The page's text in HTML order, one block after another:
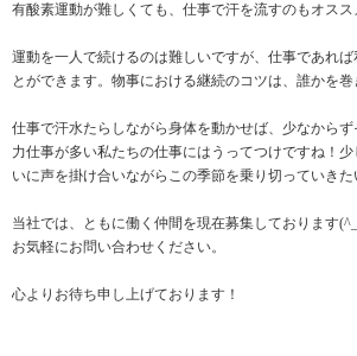
有酸素運動が難しくても、仕事で汗を流すのもオスス
運動を一人で続けるのは難しいですが、仕事であれ
とができます。物事における継続のコツは、誰かを巻
仕事で汗水たらしながら身体を動かせば、少なからず
力仕事が多い私たちの仕事にはうってつけですね！
いに声を掛け合いながらこの季節を乗り切っていきた
当社では、ともに働く仲間を現在募集しております
お気軽にお問い合わせください。
心よりお待ち申し上げております！